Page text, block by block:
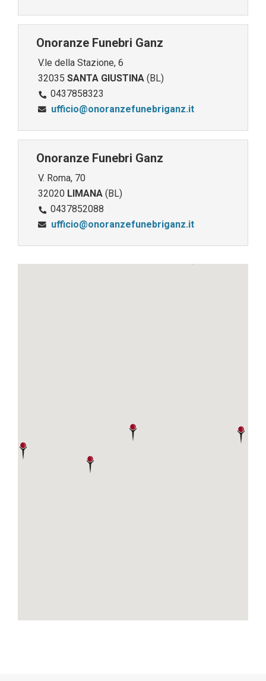
Onoranze Funebri Ganz
V.le della Stazione, 6
32035 SANTA GIUSTINA (BL)
0437858323
ufficio@onoranzefunebriganz.it
Onoranze Funebri Ganz
V. Roma, 70
32020 LIMANA (BL)
0437852088
ufficio@onoranzefunebriganz.it